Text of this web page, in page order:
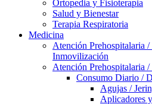
Ortopedia y Fisioterapia
Salud y Bienestar
Terapia Respiratoria
Medicina
Atención Prehospitalaria /
Inmovilización
Atención Prehospitalaria /
Consumo Diario /
Agujas /
Aplicadores